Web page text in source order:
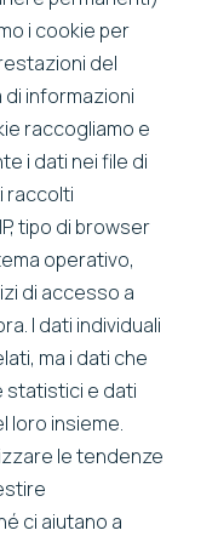
i cookie per
del
informazioni
raccogliamo e
i dati nei file di
raccolti
tipo di browser
operativo,
di accesso a
I dati individuali
ma i dati che
statistici e dati
loro insieme.
le tendenze
ci aiutano a